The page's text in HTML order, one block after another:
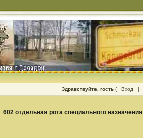
Здравствуйте, гость ( Вход |
602 отдельная рота специального назначения